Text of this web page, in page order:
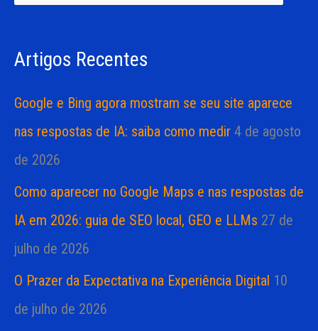
i
a
r
o
sArtigos Recentes
Google e Bing agora mostram se seu site aparece
nas respostas de IA: saiba como medir 4 de agosto
de 2026
Como aparecer no Google Maps e nas respostas de
IA em 2026: guia de SEO local, GEO e LLMs 27 de
julho de 2026
O Prazer da Expectativa na Experiência Digital 10
de julho de 2026